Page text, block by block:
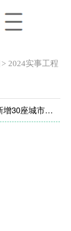
> 2024实事工程
新增30座城市公园24小时开放